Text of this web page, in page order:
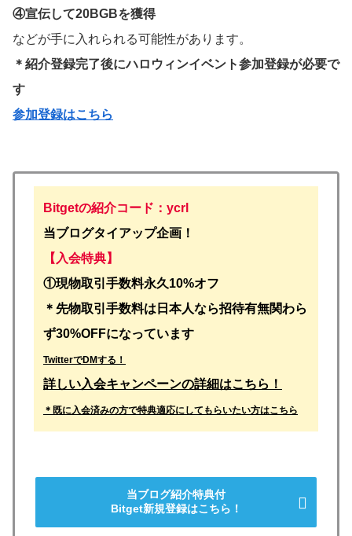
④宣伝して20BGBを獲得
などが手に入れられる可能性があります。
＊紹介登録完了後にハロウィンイベント参加登録が必要で
す
参加登録はこちら
Bitgetの紹介コード：ycrl
当ブログタイアップ企画！
【入会特典】
①現物取引手数料永久10%オフ
＊先物取引手数料は日本人なら招待有無関わら
ず30%OFFになっています
TwitterでDMする！
詳しい入会キャンペーンの詳細はこちら！
＊既に入会済みの方で特典適応にしてもらいたい方はこちら
当ブログ紹介特典付
Bitget新規登録はこちら！